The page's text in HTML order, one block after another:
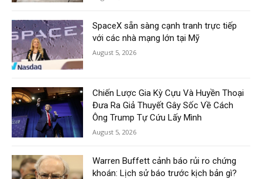
SpaceX sẵn sàng cạnh tranh trực tiếp
với các nhà mạng lớn tại Mỹ
August 5, 2026
Chiến Lược Gia Kỳ Cựu Và Huyền Thoại
Đưa Ra Giả Thuyết Gây Sốc Về Cách
Ông Trump Tự Cứu Lấy Mình
August 5, 2026
Warren Buffett cảnh báo rủi ro chứng
khoán: Lịch sử báo trước kịch bản gì?